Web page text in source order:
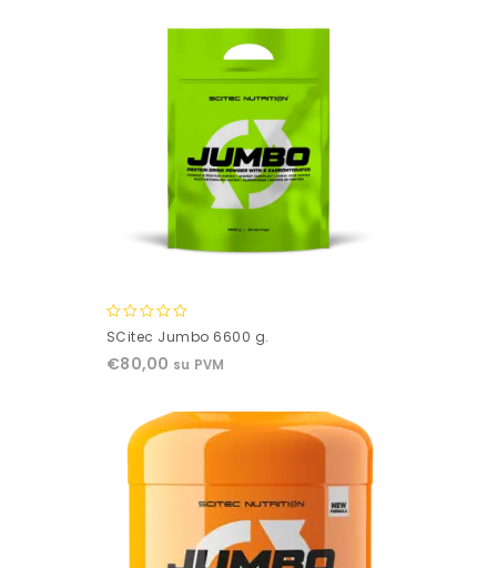
0
of
SCitec Jumbo 6600 g.
€80,00 su PVM